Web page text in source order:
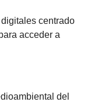
centrado
acceder a
del